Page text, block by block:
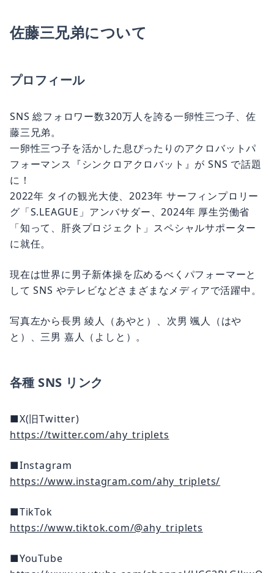
佐藤三兄弟について
プロフィール
藤三兄弟。
一卵性三つ子を活かした息ぴったりのアクロバットパ
フォーマンス『シンクロアクロバット』が SNS で話題
に！
2022年 タイの観光大使、2023年 サーフィンプロリー
グ「S.LEAGUE」アンバサダー、2024年 厚生労働省
「知って、肝炎プロジェクト」スペシャルサポーター
に就任。
して SNS やテレビなどさまざまなメディアで活躍中。
と）、三男 嘉人（よしと）。
各種 SNS リンク
https://twitter.com/ahy_triplets
https://www.instagram.com/ahy_triplets/
https://www.tiktok.com/@ahy_triplets
https://www.youtube.com/channel/UCC3RLGlkwO